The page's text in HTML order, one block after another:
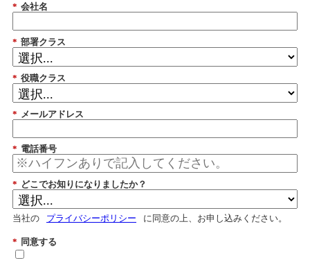
* 会社名
* 部署クラス
* 役職クラス
* メールアドレス
* 電話番号
* どこでお知りになりましたか？
当社の プライバシーポリシー に同意の上、お申し込みください。
* 同意する